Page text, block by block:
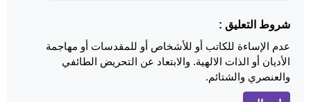
شروط التعليق :
عدم الإساءة للكاتب أو للأشخاص أو للمقدسات أو مهاجمة
الأديان أو الذات الالهية. والابتعاد عن التحريض الطائفي
والعنصري والشتائم.